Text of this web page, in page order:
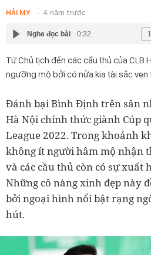
HẢI MY 4 năm trước
Nghe đọc bài 0:32
Từ Chủ tịch đến các cầu thủ của CLB
ngưỡng mộ bởi có nửa kia tài sắc vẹn
Đánh bại Bình Định trên sân
Hà Nội chính thức giành Cúp
League 2022. Trong khoảnh
không ít người hâm mộ nhận
và các cầu thủ còn có sự xuất
Những cô nàng xinh đẹp này
bởi ngoại hình nổi bật rạng
hút.